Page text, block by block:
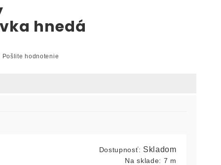
hnedá
Pošlite hodnotenie
Dostupnosť: Skladom
Na sklade: 7 m